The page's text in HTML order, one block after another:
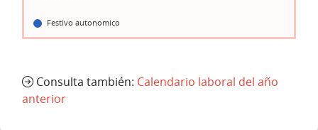
Festivo autonomico
Consulta también: Calendario laboral del año
anterior